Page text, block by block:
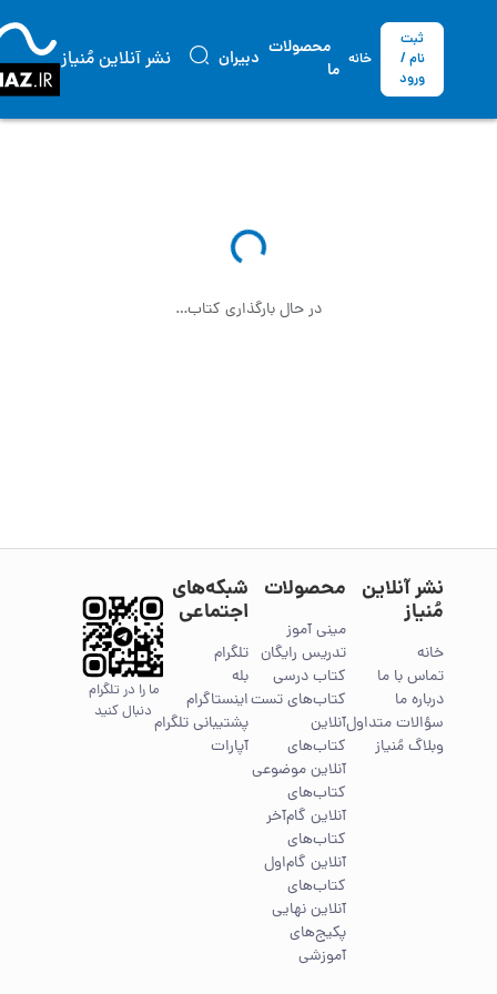
ثبت
نام /
ورود
خانه
محصولات
ما
دبیران نشر آنلاین مُنیاز
در حال بارگذاری کتاب…
نشر آنلاین
مُنیاز
خانه
تماس با ما
درباره ما
سؤالات متداول
وبلاگ مُنیاز
محصولات
مینی آموز
تدریس رایگان
کتاب درسی
کتاب‌های تست
آنلاین
کتاب‌های
آنلاین موضوعی
کتاب‌های
آنلاین گام‌آخر
کتاب‌های
آنلاین گام‌اول
کتاب‌های
آنلاین نهایی
پکیج‌های
آموزشی
شبکه‌های
اجتماعی
تلگرام
بله
اینستاگرام
پشتیبانی تلگرام
آپارات
ما را در تلگرام
دنبال کنید